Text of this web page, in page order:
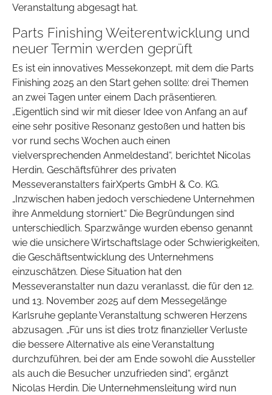
Veranstaltung abgesagt hat.
Parts Finishing Weiterentwicklung und
neuer Termin werden geprüft
Es ist ein innovatives Messekonzept, mit dem die Parts
Finishing 2025 an den Start gehen sollte: drei Themen
an zwei Tagen unter einem Dach präsentieren.
„Eigentlich sind wir mit dieser Idee von Anfang an auf
eine sehr positive Resonanz gestoßen und hatten bis
vor rund sechs Wochen auch einen
vielversprechenden Anmeldestand“, berichtet Nicolas
Herdin, Geschäftsführer des privaten
Messeveranstalters fairXperts GmbH & Co. KG.
„Inzwischen haben jedoch verschiedene Unternehmen
ihre Anmeldung storniert.“ Die Begründungen sind
unterschiedlich. Sparzwänge wurden ebenso genannt
wie die unsichere Wirtschaftslage oder Schwierigkeiten,
die Geschäftsentwicklung des Unternehmens
einzuschätzen. Diese Situation hat den
Messeveranstalter nun dazu veranlasst, die für den 12.
und 13. November 2025 auf dem Messegelänge
Karlsruhe geplante Veranstaltung schweren Herzens
abzusagen. „Für uns ist dies trotz finanzieller Verluste
die bessere Alternative als eine Veranstaltung
durchzuführen, bei der am Ende sowohl die Aussteller
als auch die Besucher unzufrieden sind“, ergänzt
Nicolas Herdin. Die Unternehmensleitung wird nun